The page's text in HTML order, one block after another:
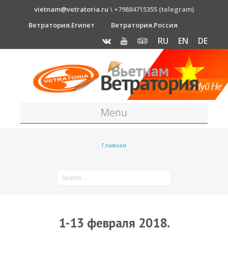
vietnam@vetratoria.ru \ +79884715355 (telegram)
Ветратория.Египет
Ветратория.Россия
RU EN DE
Menu
RRD Russian Cup
Главная
1-13 февраля 2018.